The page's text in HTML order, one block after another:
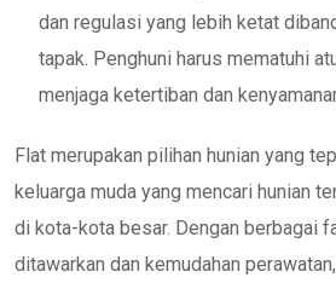
dan regulasi yang lebih ketat
tapak. Penghuni harus mematuhi
menjaga ketertiban dan
Flat merupakan pilihan hunian yang
keluarga muda yang mencari hunian
di kota-kota besar. Dengan berbagai
ditawarkan dan kemudahan